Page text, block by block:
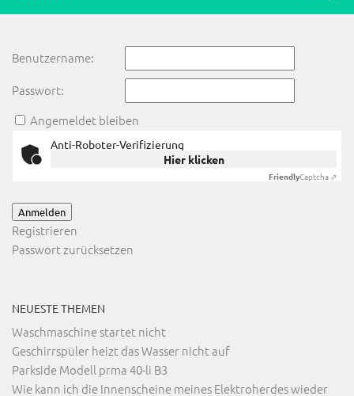
Benutzername:
Passwort:
Angemeldet bleiben
Anti-Roboter-Verifizierung
Hier klicken
FriendlyCaptcha ⇗
Anmelden
Registrieren
Passwort zurücksetzen
NEUESTE THEMEN
Waschmaschine startet nicht
Geschirrspüler heizt das Wasser nicht auf
Parkside Modell prma 40-li B3
Wie kann ich die Innenscheine meines Elektroherdes wieder